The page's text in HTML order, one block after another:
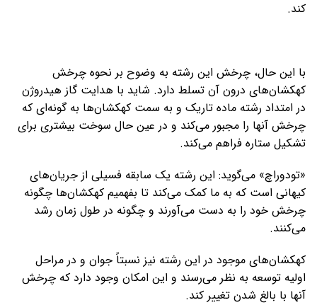
کند.
با این حال، چرخش این رشته به وضوح بر نحوه چرخش
کهکشان‌های درون آن تسلط دارد. شاید با هدایت گاز هیدروژن
در امتداد رشته ماده تاریک و به سمت کهکشان‌ها به گونه‌ای که
چرخش آنها را مجبور می‌کند و در عین حال سوخت بیشتری برای
تشکیل ستاره فراهم می‌کند.
«تودوراچ» می‌گوید: این رشته یک سابقه فسیلی از جریان‌های
کیهانی است که به ما کمک می‌کند تا بفهمیم کهکشان‌ها چگونه
چرخش خود را به دست می‌آورند و چگونه در طول زمان رشد
می‌کنند.
کهکشان‌های موجود در این رشته نیز نسبتاً جوان و در مراحل
اولیه توسعه به نظر می‌رسند و این امکان وجود دارد که چرخش
آنها با بالغ شدن تغییر کند.